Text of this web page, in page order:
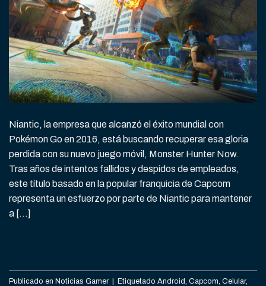
Niantic, la empresa que alcanzó el éxito mundial con
Pokémon Go en 2016, está buscando recuperar esa gloria
perdida con su nuevo juego móvil, Monster Hunter Now.
Tras años de intentos fallidos y despidos de empleados,
este título basado en la popular franquicia de Capcom
representa un esfuerzo por parte de Niantic para mantener
a […]
Publicado en Noticias Gamer | Etiquetado Android Capcom Celular,